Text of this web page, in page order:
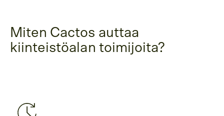
Miten Cactos auttaa
kiinteistöalan toimijoita?